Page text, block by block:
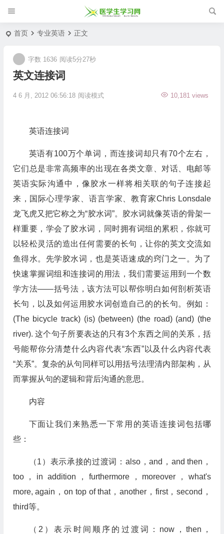
首页 专业英语 正文
英文连接词
4 6 月, 2012 06:56:18 10,181 views
字数 1636 阅读5分27秒
阅读模式
英语连接词
英语有100万个单词，而连接词却只有70个左右，
它们总是非常高频率的出现在各类文章、对话、电邮等
英语实际沟通中，像胶水一样将相关联的句子连接起
来，国际心理学家、语言学家、教育家Chris Lonsdale
龙飞虎又把它称之为“胶水词”。胶水词就像英语的骨架一
样重要，学会了胶水词，同时拥有词组的累积，你就可
以轻松灵活的造出任何需要的长句，让你的英文交流如
鱼得水。先学胶水词，也是英语速成的窍门之一。为了
快速掌握词组和连接词的用法，我们需要运用到一个数
学方法——括号法，该方法可以帮你明白如何剖析英语
长句，以及如何运用胶水词创造自己的的长句。例如：
(The bicycle track) (is) (between) (the road) (and) (the
river). 这个句子所要表达的只有3个东西之间的关系，括
号能帮你分清楚什么内容代表“东西”以及什么内容代表
“关系”。复杂的从句同样可以用括号法理清内部架构，从
而掌握从句的逻辑和背后沟通的意思。
内容
下面让我们来熟悉一下常用的英语连接词包括哪
些：
（1）表示承接的过渡词：also，and，and then，
too，in addition，furthermore，moreover，what's
more, again，on top of that，another，first，second，
third等。
（2）表示时间顺序的过渡词：now，then，